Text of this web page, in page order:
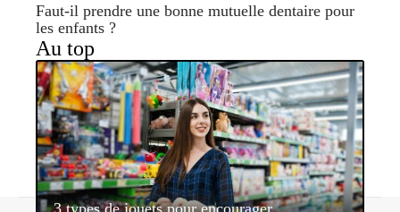
Faut-il prendre une bonne mutuelle dentaire pour
les enfants ?
Au top
3 types de jouets pour encourager